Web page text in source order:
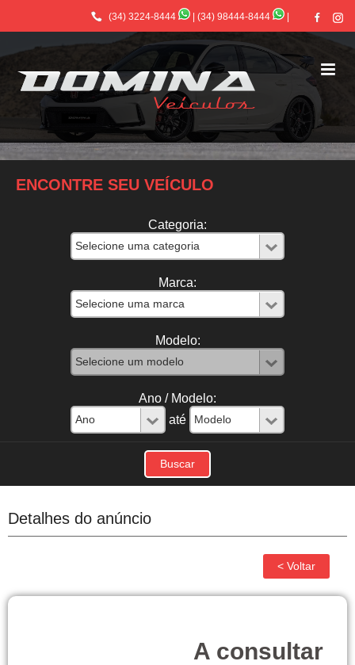
(34) 3224-8444 (34) 98444-8444
ENCONTRE SEU VEÍCULO
Categoria:
Marca:
Modelo:
Ano / Modelo:
até
Detalhes do anúncio
A consultar